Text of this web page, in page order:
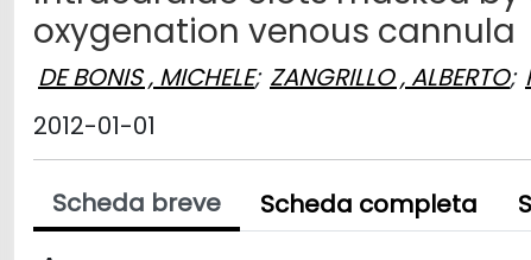
oxygenation venous cannula
DE BONIS , MICHELE; ZANGRILLO , ALBERTO;
2012-01-01
Scheda breve Scheda completa